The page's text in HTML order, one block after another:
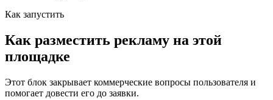
Как запустить
Как разместить рекламу на этой
площадке
Этот блок закрывает коммерческие вопросы пользователя и
помогает довести его до заявки.